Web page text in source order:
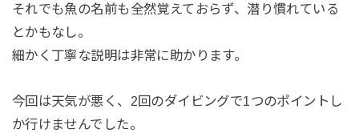
それでも魚の名前も全然覚えておらず、潜り慣れている
とかもなし。
細かく丁寧な説明は非常に助かります。
今回は天気が悪く、2回のダイビングで1つのポイントし
か行けませんでした。